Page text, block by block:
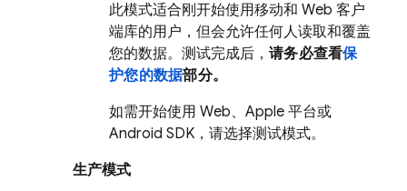
此模式适合刚开始使用移动和 Web 客户
端库的用户，但会允许任何人读取和覆盖
您的数据。测试完成后， 请务必查看保
护您的数据部分。
如需开始使用 Web、Apple 平台或
Android SDK，请选择测试模式。
生产模式